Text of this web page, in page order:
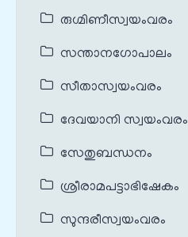
രുഗ്മിണീസ്വയംവരം
സന്താനഗോപാലം
സീതാസ്വയംവരം
ദേവയാനി സ്വയംവരം
സേതുബന്ധനം
ശ്രീരാമപട്ടാഭിഷേകം
സുന്ദരീസ്വയംവരം